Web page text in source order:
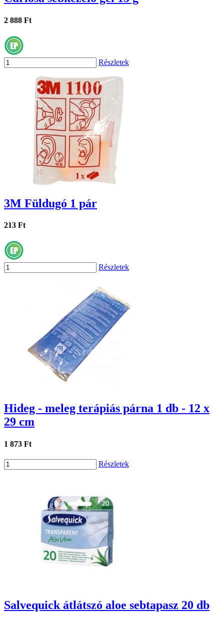
2 888 Ft
Részletek
3M Füldugó 1 pár
213 Ft
Részletek
Hideg - meleg terápiás párna 1 db - 12 x
29 cm
1 873 Ft
Részletek
Salvequick átlátszó aloe sebtapasz 20 db